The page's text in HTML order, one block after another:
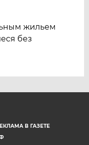
жильем
без
В ГАЗЕТЕ